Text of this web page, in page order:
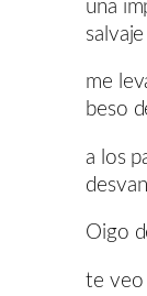
una
salvaje
me
beso
a los
Oigo
te veo